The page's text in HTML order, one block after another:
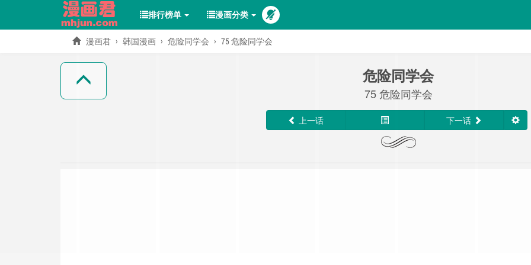
排行榜单 漫画分类
漫画君 韩国漫画 危险同学会 75 危险同学会
危险同学会
75 危险同学会
上一话 下一话